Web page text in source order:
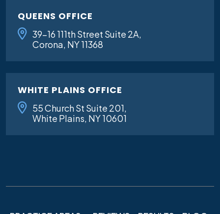
QUEENS OFFICE
39-16 111th Street Suite 2A,
Corona, NY 11368
WHITE PLAINS OFFICE
55 Church St Suite 201,
White Plains, NY 10601